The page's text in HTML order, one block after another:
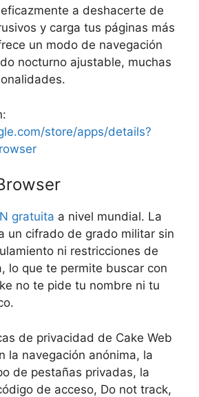
a deshacerte de
y carga tus páginas más
un modo de navegación
nocturno ajustable, muchas
store/apps/details?
gratuita a nivel mundial. La
un cifrado de grado militar sin
ni restricciones de
lo que te permite buscar con
no te pide tu nombre ni tu
de privacidad de Cake Web
la navegación anónima, la
de pestañas privadas, la
de acceso, Do not track,